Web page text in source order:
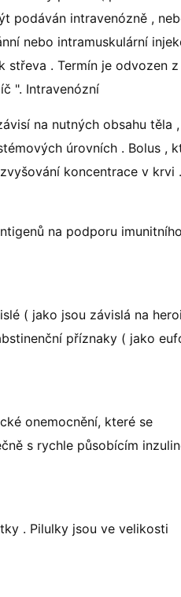
podáván intravenózně ,
nebo intramuskulární
střeva . Termín je odvozen z
". Intravenózní
na nutných obsahu těla
úrovních . Bolus ,
koncentrace v krvi .
na podporu imunitního
( jako jsou závislá na
příznaky ( jako
onemocnění, které se
s rychle působícím
. Pilulky jsou ve velikosti